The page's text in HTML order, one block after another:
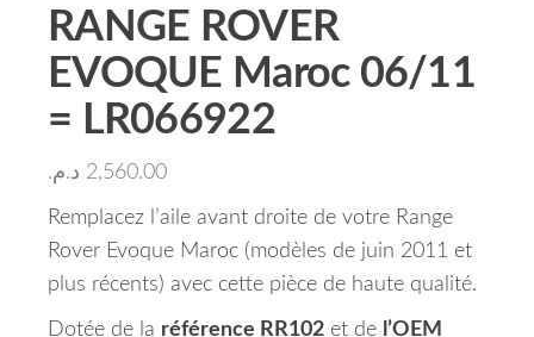
RANGE ROVER
EVOQUE Maroc 06/11
= LR066922
2,560.00 د.م.
Remplacez l’aile avant droite de votre Range
Rover Evoque Maroc (modèles de juin 2011 et
plus récents) avec cette pièce de haute qualité.
Dotée de la référence RR102 et de l’OEM